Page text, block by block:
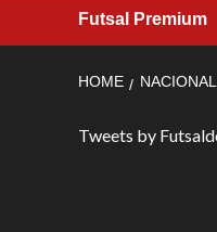
Futsal Premium
HOME
Tweets by